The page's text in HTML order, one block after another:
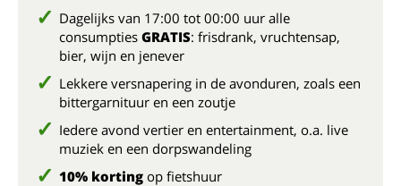
Dagelijks van 17:00 tot 00:00 uur alle
consumpties GRATIS: frisdrank, vruchtensap,
bier, wijn en jenever
Lekkere versnapering in de avonduren, zoals een
bittergarnituur en een zoutje
Iedere avond vertier en entertainment, o.a. live
muziek en een dorpswandeling
10% korting op fietshuur